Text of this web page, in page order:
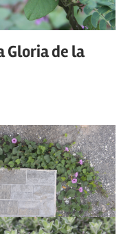
Gloria de la